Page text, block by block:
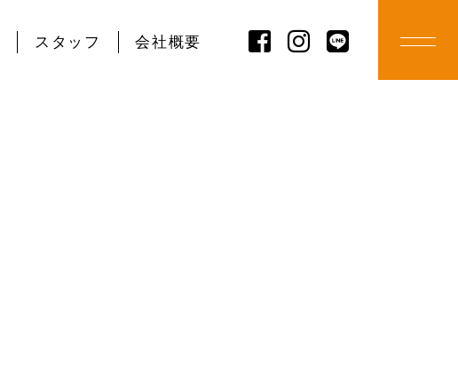
スタッフ 会社概要